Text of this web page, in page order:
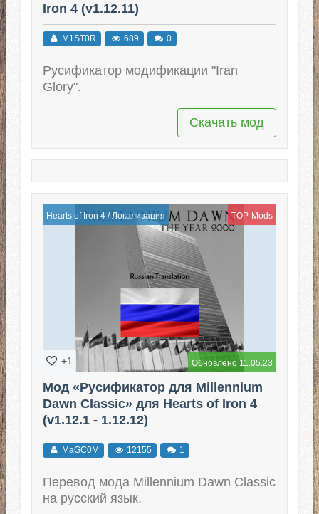
Iron 4 (v1.12.11)
M1ST0R 689 0
Русификатор модификации "Iran
Glory".
Скачать мод
Hearts of Iron 4/ Локализация TOP-Mods
Обновлено 11.05.23
+1
Мод «Русификатор для Millennium
Dawn Classic» для Hearts of Iron 4
(v1.12.1 - 1.12.12)
MaGC0M 12155 1
Перевод мода Millennium Dawn Classic
на русский язык.